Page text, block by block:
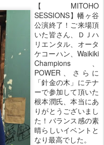
【MITOHO
SESSIONS】幡ヶ谷
公演終了！ご来場頂
いた皆さん、ＤＪハ
リエンタル、オータ
ケコーハン、Waikiki
Champions、
POWER、さらに
「針金の木」にテナ
ーで参加して頂いた
根本潤氏、本当にあ
りがとうございまし
た！バランス感の素
晴らしいイベントと
なり最高でした。